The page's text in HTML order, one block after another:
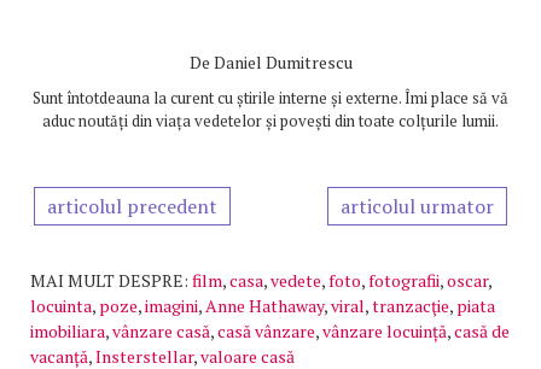
De Daniel Dumitrescu
Sunt întotdeauna la curent cu știrile interne și externe. Îmi place să vă
aduc noutăți din viața vedetelor și povești din toate colțurile lumii.
articolul precedent articolul urmator
MAI MULT DESPRE: film,casa,vedete,foto,fotografii,oscar,
locuinta, poze,imagini, Anne Hathaway,viral,tranzacţie, piata
imobiliara,vânzare casă,casă vânzare,vânzare locuință,casă de
vacanță,Insterstellar,valoare casă